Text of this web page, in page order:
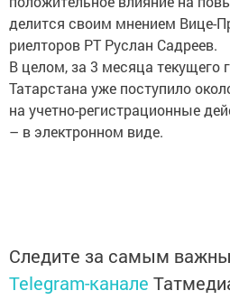
делится своим мнением Вице-
риелторов РТ Руслан Садреев.
В целом, за 3 месяца текущего
Татарстана уже поступило
на учетно-регистрационные
– в электронном виде.
Следите за самым
Telegram-канале